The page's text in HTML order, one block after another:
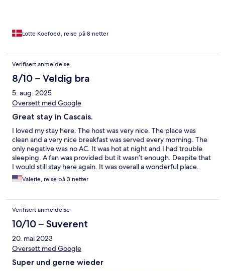
Lotte Koefoed, reise på 8 netter
Verifisert anmeldelse
8/10 – Veldig bra
5. aug. 2025
Oversett med Google
Great stay in Cascais.
I loved my stay here. The host was very nice. The place was
clean and a very nice breakfast was served every morning. The
only negative was no AC. It was hot at night and I had trouble
sleeping. A fan was provided but it wasn’t enough. Despite that
I would still stay here again. It was overall a wonderful place.
Valerie, reise på 3 netter
Verifisert anmeldelse
10/10 – Suverent
20. mai 2023
Oversett med Google
Super und gerne wieder